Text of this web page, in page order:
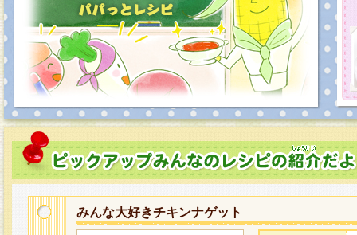
みんな大好きチキンナゲット